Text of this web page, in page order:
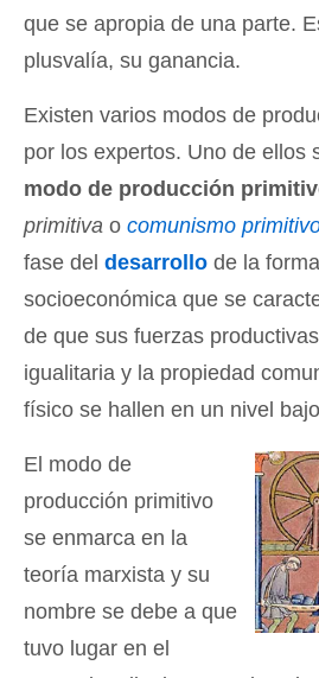
que se apropia de una parte.
plusvalía, su ganancia.
Existen varios modos de
por los expertos. Uno de ellos
modo de producción
primitiva o comunismo
fase del desarrollo de la
socioeconómica que se
de que sus fuerzas
igualitaria y la propiedad
físico se hallen en un nivel
El modo de
producción primitivo
se enmarca en la
teoría marxista y su
nombre se debe a que
tuvo lugar en el